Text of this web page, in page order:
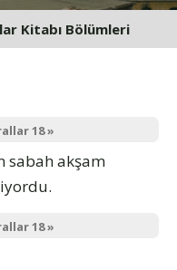
Kitabı Bölümleri
18 »
sabah akşam
18 »